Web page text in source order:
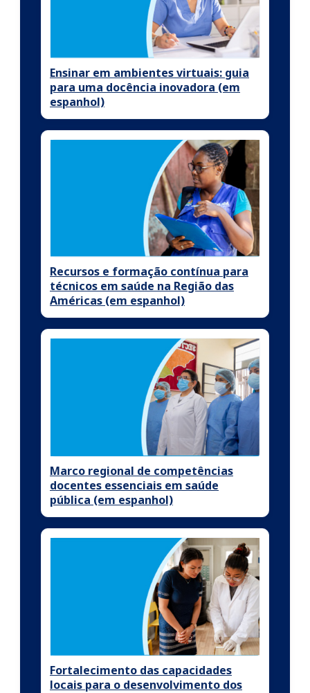
Ensinar em ambientes virtuais: guia
para uma docência inovadora (em
espanhol)
Recursos e formação contínua para
técnicos em saúde na Região das
Américas (em espanhol)
Marco regional de competências
docentes essenciais em saúde
pública (em espanhol)
Fortalecimento das capacidades
locais para o desenvolvimento dos